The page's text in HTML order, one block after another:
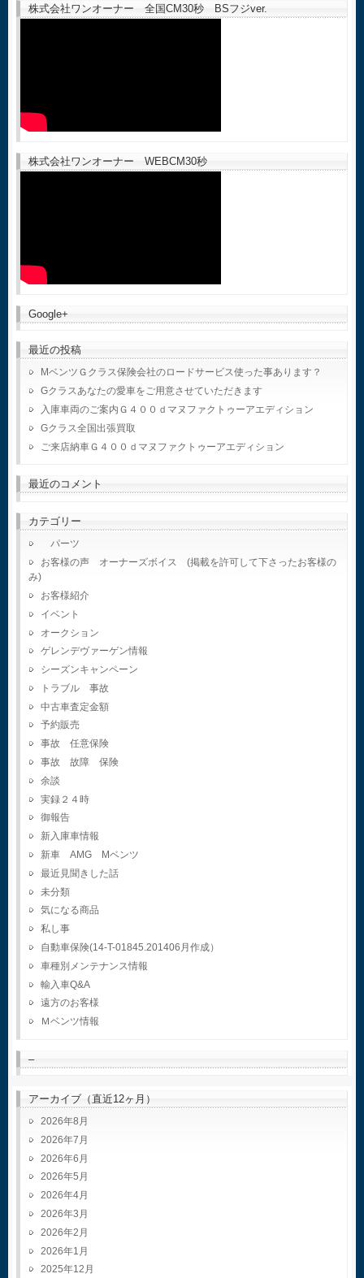
株式会社ワンオーナー 全国CM30秒 BSフジver.
株式会社ワンオーナー WEBCM30秒
Google+
最近の投稿
MベンツＧクラス保険会社のロードサービス使った事あります？
Gクラスあなたの愛車をご用意させていただきます
入庫車両のご案内Ｇ４００ｄマヌファクトゥーアエディション
Gクラス全国出張買取
ご来店納車Ｇ４００ｄマヌファクトゥーアエディション
最近のコメント
カテゴリー
パーツ
お客様の声 オーナーズボイス (掲載を許可して下さったお客様の
み)
お客様紹介
イベント
オークション
ゲレンデヴァーゲン情報
シーズンキャンペーン
トラブル 事故
中古車査定金額
予約販売
事故 任意保険
事故 故障 保険
余談
実録２４時
御報告
新入庫車情報
新車 AMG Mベンツ
最近見聞きした話
未分類
気になる商品
私し事
自動車保険(14-T-01845.201406月作成）
車種別メンテナンス情報
輸入車Q&A
遠方のお客様
Ｍベンツ情報
–
アーカイブ（直近12ヶ月）
2026年8月
2026年7月
2026年6月
2026年5月
2026年4月
2026年3月
2026年2月
2026年1月
2025年12月